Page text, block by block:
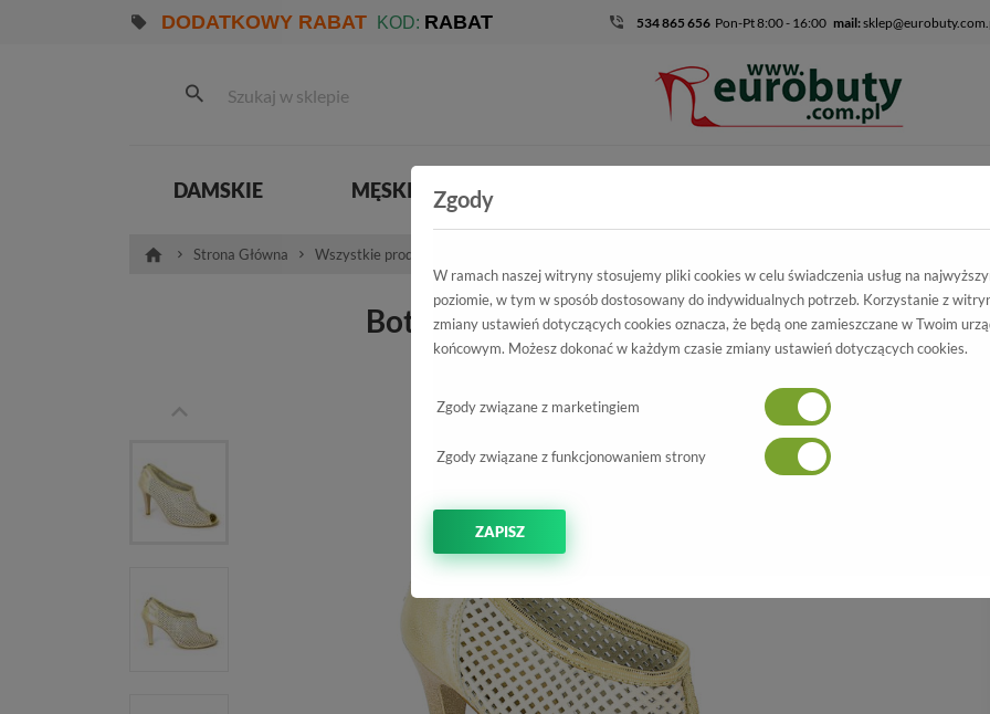
DODATKOWY RABAT KOD: RABAT 534 865 656 Pon-Pt 8:00 - 16:00 mail:
DAMSKIE MĘSKIE
Strona Główna Wszystkie produkty
Botki Letnie Giulio Santoro
L-1403 Złoty Pzecier
-50%
Zgody
W ramach naszej witryny stosujemy pliki cookies w celu świadczenia usług na
poziomie, w tym w sposób dostosowany do indywidualnych potrzeb. Korzystanie z
zmiany ustawień dotyczących cookies oznacza, że będą one zamieszczane w Twoim
końcowym. Możesz dokonać w każdym czasie zmiany ustawień dotyczących cookies.
Zgody związane z marketingiem
Zgody związane z funkcjonowaniem strony
ZAPISZ